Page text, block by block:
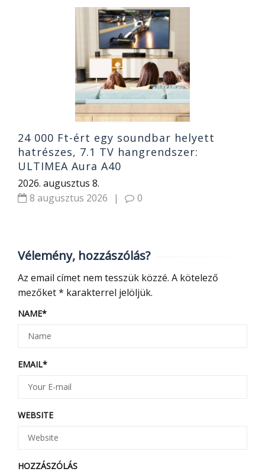
24 000 Ft-ért egy soundbar helyett
hatrészes, 7.1 TV hangrendszer:
ULTIMEA Aura A40
2026. augusztus 8.
8 augusztus 2026
| 0
Vélemény, hozzászólás?
Az email címet nem tesszük közzé. A kötelező
mezőket* karakterrel jelöljük.
NAME*
EMAIL*
WEBSITE
HOZZÁSZÓLÁS